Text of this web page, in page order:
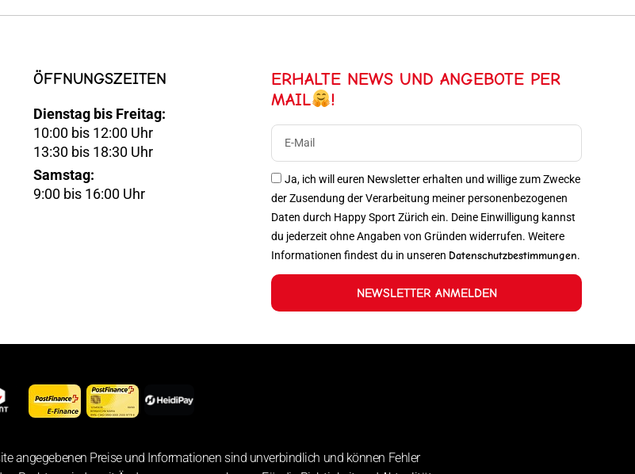
ÖFFNUNGSZEITEN
Dienstag bis Freitag:
10:00 bis 12:00 Uhr
13:30 bis 18:30 Uhr
Samstag:
9:00 bis 16:00 Uhr
ERHALTE NEWS UND ANGEBOTE PER
MAIL
!
Ja, ich will euren Newsletter erhalten und willige zum Zwecke
der Zusendung der Verarbeitung meiner personenbezogenen
Daten durch Happy Sport Zürich ein. Deine Einwilligung kannst
du jederzeit ohne Angaben von Gründen widerrufen. Weitere
Informationen findest du in unseren Datenschutzbestimmungen.
NEWSLETTER ANMELDEN
angegebenen Preise und Informationen sind unverbindlich und können Fehler